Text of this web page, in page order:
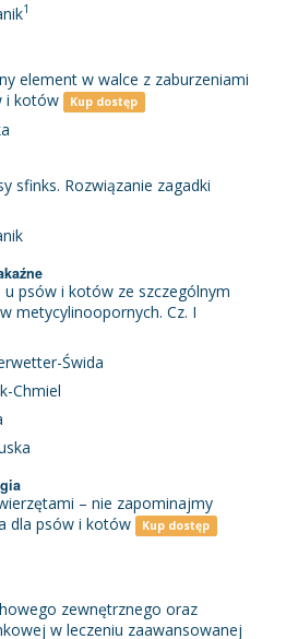
1
element w walce z zaburzeniami
i kotów
Kup dostęp
sfinks. Rozwiązanie zagadki
psów i kotów ze szczególnym
metycylinoopornych. Cz. I
Świda
Chmiel
– nie zapominajmy
dla psów i kotów
Kup dostęp
zewnętrznego oraz
w leczeniu zaawansowanej